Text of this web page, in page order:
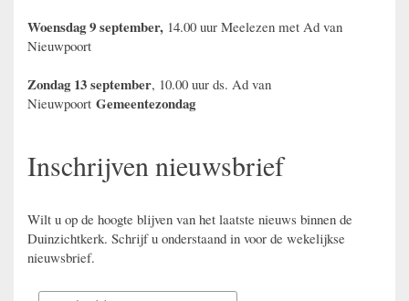
Woensdag 9 september, 14.00 uur Meelezen met Ad van
Nieuwpoort
Zondag 13 september, 10.00 uur ds. Ad van
Nieuwpoort Gemeentezondag
Inschrijven nieuwsbrief
Wilt u op de hoogte blijven van het laatste nieuws binnen de
Duinzichtkerk. Schrijf u onderstaand in voor de wekelijkse
nieuwsbrief.